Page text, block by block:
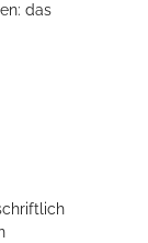
Meer im
auf der
das